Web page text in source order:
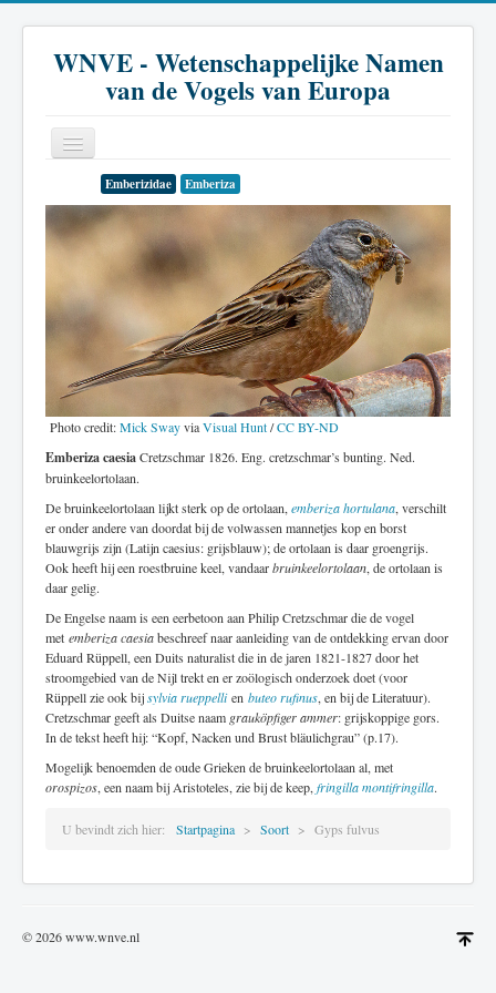
WNVE - Wetenschappelijke Namen
van de Vogels van Europa
Inleiding
Genus
Familie
Historie
Literatuur
Emberizidae Emberiza
Photo credit:Mick SwayviaVisual Hunt/CC BY-ND
Emberiza caesiaCretzschmar 1826. Eng. cretzschmar’s bunting. Ned.
bruinkeelortolaan.
De bruinkeelortolaan lijkt sterk op de ortolaan, emberiza hortulana, verschilt
er onder andere van doordat bij de volwassen mannetjes kop en borst
blauwgrijs zijn (Latijn caesius: grijsblauw); de ortolaan is daar groengrijs.
Ook heeft hij een roestbruine keel, vandaarbruinkeelortolaan, de ortolaan is
daar gelig.
De Engelse naam is een eerbetoon aan Philip Cretzschmar die de vogel
met emberiza caesiabeschreef naar aanleiding van de ontdekking ervan door
Eduard Rüppell, een Duits naturalist die in de jaren 1821-1827 door het
stroomgebied van de Nijl trekt en er zoölogisch onderzoek doet (voor
Rüppell zie ook bijsylvia rueppellien buteo rufinus, en bij de Literatuur).
Cretzschmar geeft als Duitse naam grauköpfiger ammer: grijskoppige gors.
In de tekst heeft hij: “Kopf, Nacken und Brust bläulichgrau” (p.17).
Mogelijk benoemden de oude Grieken de bruinkeelortolaan al, met
orospizos, een naam bij Aristoteles, zie bij de keep, fringilla montifringilla.
U bevindt zich hier: Startpagina Soort Gyps fulvus
© 2026 www.wnve.nl